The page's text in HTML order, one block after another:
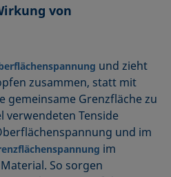
von
und zieht
zusammen, statt mit
gemeinsame Grenzfläche zu
verwendeten Tenside
und im
im
So sorgen